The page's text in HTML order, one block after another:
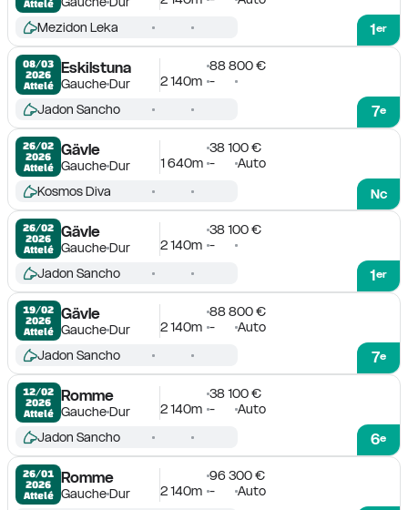
Attelé
1er
Mezidon Leka
08/03
2026
Attelé
Eskilstuna
GaucheDur
88 800 €
2 140m -
7e
Jadon Sancho
26/02
2026
Attelé
Gävle
GaucheDur
38 100 €
1 640m -
Auto
Nc
Kosmos Diva
26/02
2026
Attelé
Gävle
GaucheDur
38 100 €
2 140m -
1er
Jadon Sancho
19/02
2026
Attelé
Gävle
GaucheDur
88 800 €
2 140m - Auto
7e
Jadon Sancho
12/02
2026
Attelé
Romme
GaucheDur
38 100 €
2 140m - Auto
6e
Jadon Sancho
26/01
2026
Attelé
Romme
GaucheDur
96 300 €
2 140m - Auto